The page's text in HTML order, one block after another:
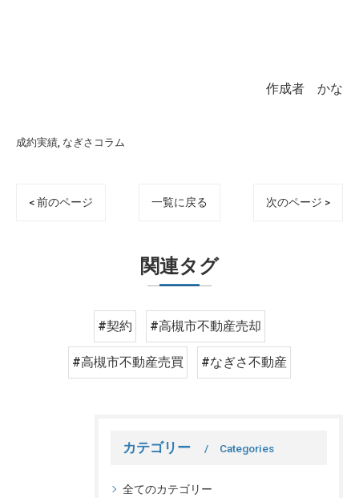
作成者 かな
成約実績 なぎさコラム
< 前のページ 一覧に戻る 次のページ >
関連タグ
#契約 #高槻市不動産売却
#高槻市不動産売買 #なぎさ不動産
カテゴリー Categories
全てのカテゴリー